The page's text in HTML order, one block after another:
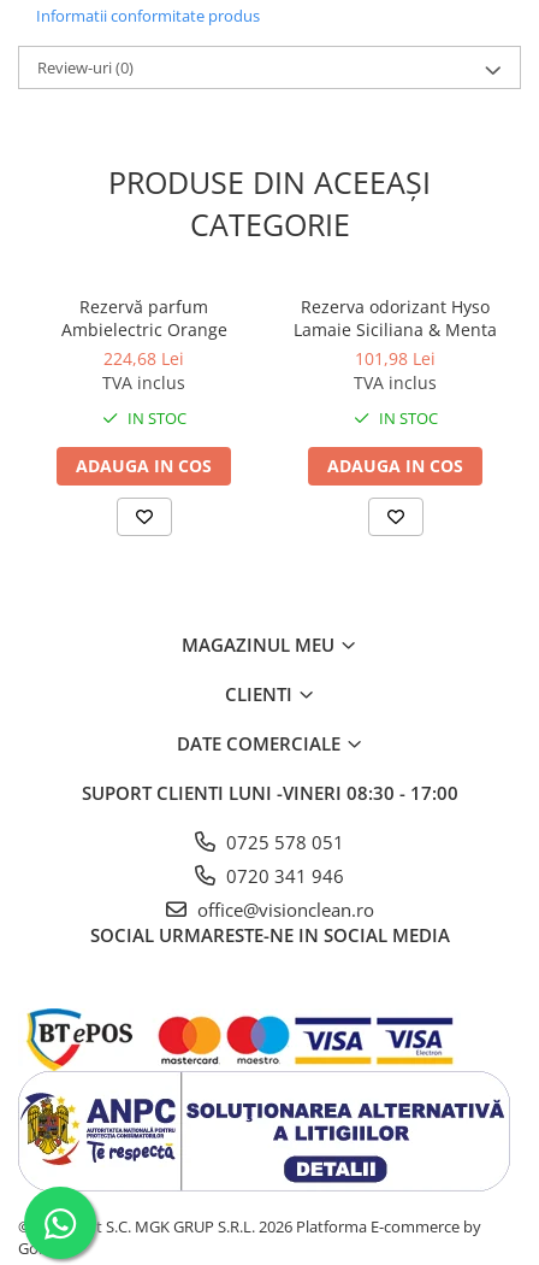
Prosoape hartie pliate
Pungi igienice
Role hartie industriala
Odorizante profesionale
Aparate odorizante profesionale
Odorizante camera
Rezerva aparate odorizante
Site odorizante pisoar
Produse de curatenie
Articole menaj
Carucioare
Carucioare bucatarie
Sisteme, ustensile spalat
Produse hoteliere
Carucioare camerista hotel
Cosmetice hoteliere
Gama de cosmetice hoteliere Black
Botanika
Gama de cosmetice hoteliere Dove
Gama de cosmetice hoteliere
Holiday Care
Gama de cosmetice hoteliere I Am
You
Gama de cosmetice hoteliere Lux
Gama de cosmetice hoteliere
Omnia
Informatii conformitate produs
Review-uri(0)
PRODUSE DIN ACEEAȘI
CATEGORIE
Rezervă parfum
Ambielectric Orange
224,68 Lei
TVA inclus
IN STOC
ADAUGA IN COS
Rezerva odorizant Hyso
Lamaie Siciliana & Menta
101,98 Lei
TVA inclus
IN STOC
ADAUGA IN COS
MAGAZINUL MEU
CLIENTI
DATE COMERCIALE
SUPORT CLIENTI LUNI -VINERI 08:30 - 17:00
0725 578 051
0720 341 946
office@visionclean.ro
SOCIAL URMARESTE-NE IN SOCIAL MEDIA
©Copyright S.C. MGK GRUP S.R.L. 2026 Platforma E-commerce by
Gomag